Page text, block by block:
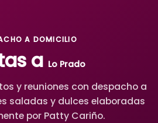
A DOMICILIO
a Lo Prado
y reuniones con despacho a
saladas y dulces elaboradas
por Patty Cariño.